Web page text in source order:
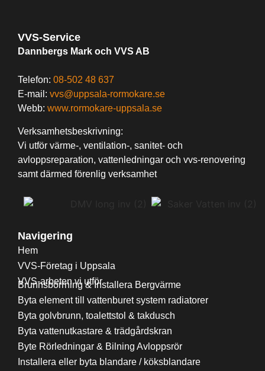
VVS-Service
Dannbergs Mark och VVS AB
Telefon: 08-502 48 637
E-mail: vvs@uppsala-rormokare.se
Webb: www.rormokare-uppsala.se
Verksamhetsbeskrivning:
Vi utför värme-, ventilation-, sanitet- och
avloppsreparation, vattenledningar och vvs-renovering
samt därmed förenlig verksamhet
Navigering
Hem
VVS-Företag i Uppsala
VVS-arbeten vi utför
Brunnsborrning & Installera Bergvärme
Byta element till vattenburet system radiatorer
Byta golvbrunn, toalettstol & takdusch
Byta vattenutkastare & trädgårdskran
Byte Rörledningar & Bilning Avloppsrör
Installera eller byta blandare / köksblandare